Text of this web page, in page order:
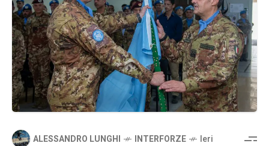
ALESSANDRO LUNGHI INTERFORZE Ieri